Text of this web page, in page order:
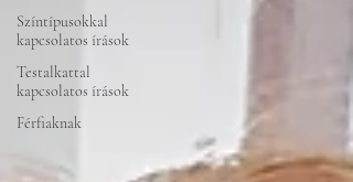
Színtípusokkal
kapcsolatos írások
Testalkattal
kapcsolatos írások
Férfiaknak